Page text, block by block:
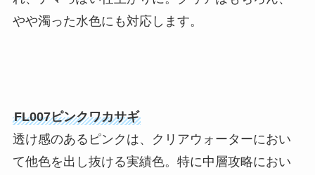
やや濁った水色にも対応します。
FL007ピンクワカサギ
透け感のあるピンクは、クリアウォーターにおい
て他色を出し抜ける実績色。特に中層攻略におい